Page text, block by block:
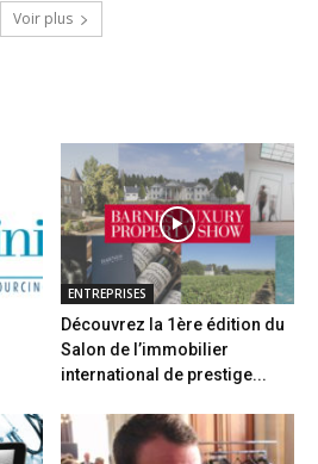
Voir plus
ENTREPRISES
Découvrez la 1ère édition du
Salon de l’immobilier
international de prestige...